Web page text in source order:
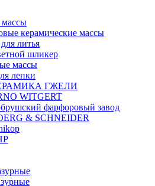
массы
керамические массы
литья
шликер
массы
лепки
ГЖЕЛИ
WITGERT
фарфоровый завод
& SCHNEIDER